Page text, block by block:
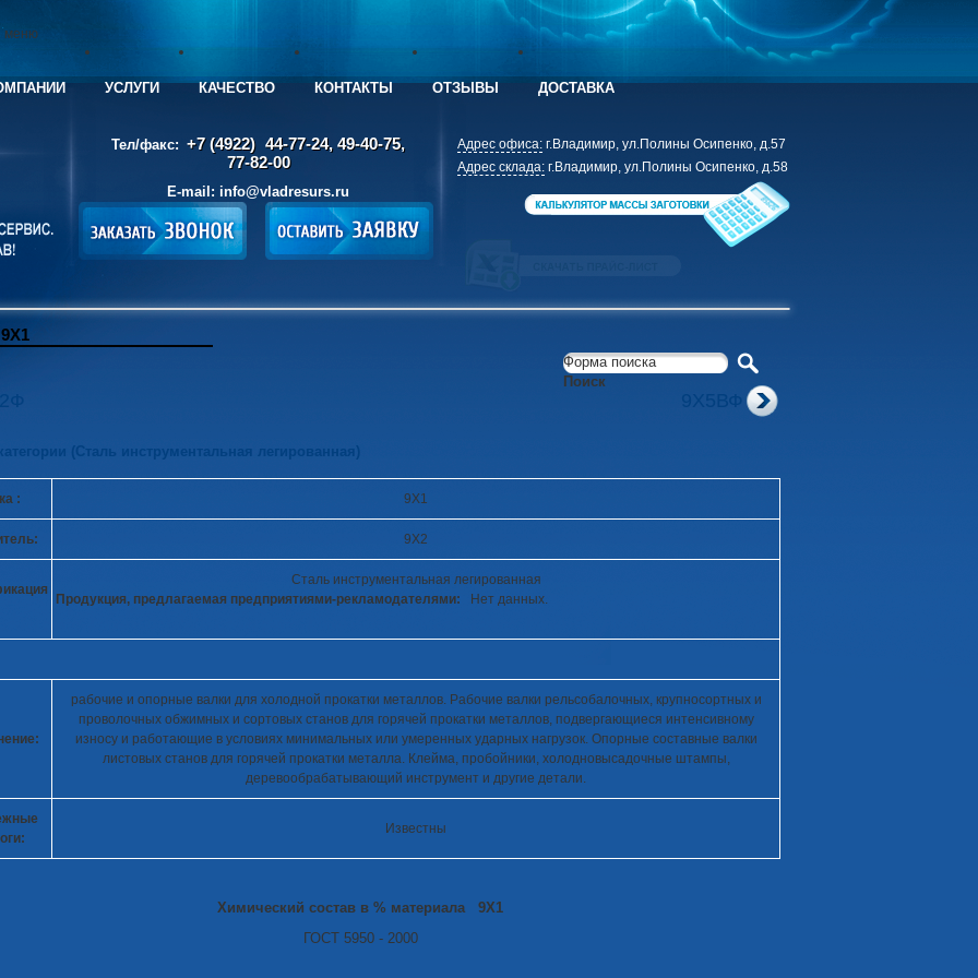
меню
УСЛУГИ КАЧЕСТВО КОНТАКТЫ ОТЗЫВЫ ДОСТАВКА
Тел/факс: +7 (4922) 44-77-24, 49-40-75,
77-82-00
E-mail: info@vladresurs.ru
Адрес офиса: г.Владимир, ул.Полины Осипенко, д.57
Адрес склада: г.Владимир, ул.Полины Осипенко, д.58
Форма поиска
Поиск
9Х5ВФ
(Сталь инструментальная легированная)
: 9Х1
9Х2
Сталь инструментальная легированная
Продукция, предлагаемая предприятиями-рекламодателями:
Нет данных.
рабочие и опорные валки для холодной прокатки металлов. Рабочие валки рельсобалочных, крупносортных и
проволочных обжимных и сортовых станов для горячей прокатки металлов, подвергающиеся интенсивному
износу и работающие в условиях минимальных или умеренных ударных нагрузок. Опорные составные валки
листовых станов для горячей прокатки металла. Клейма, пробойники, холодновысадочные штампы,
деревообрабатывающий инструмент и другие детали.
Известны
Химический состав в % материала 9Х1
ГОСТ 5950 - 2000